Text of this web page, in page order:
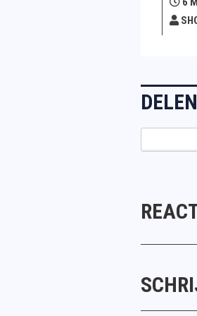
DELEN